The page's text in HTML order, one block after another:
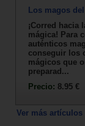
Los magos
¡Corred hacia
mágica! Para
auténticos
conseguir los
mágicos que
preparad...
Precio: 8.95 €
Ver más